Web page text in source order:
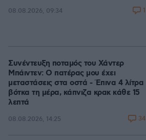
08.08.2026, 09:34 1
Συνέντευξη ποταμός του Χάντερ
Μπάιντεν: Ο πατέρας μου έχει
μεταστάσεις στα οστά - Έπινα 4 λίτρα
βότκα τη μέρα, κάπνιζα κρακ κάθε 15
λεπτά
08.08.2026, 14:25 34